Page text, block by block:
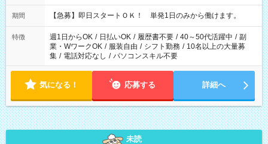
・13：00～22：00 ・22：00～翌6：00 など
期間 【急募】即日スタートＯＫ！ 単発1日のみから働けます。
特徴 週1日からOK / 日払いOK / 履歴書不要 / 40～50代活躍中 / 副
業・WワークOK / 服装自由 / シフト勤務 / 10名以上の大量募
集 / 電話対応なし / パソコンスキル不要
気になる！ 応募する 詳細へ
未読